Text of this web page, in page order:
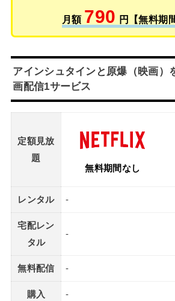
月額 790 円【無料期
アインシュタインと原爆（映画）
画配信1サービス
定額見放
題
無料期間なし
レンタル -
宅配レン
タル
-
無料配信 -
購入 -